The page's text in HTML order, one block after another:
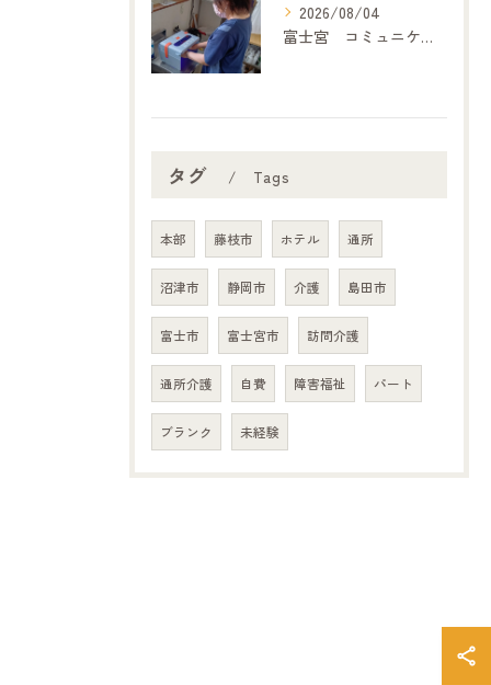
2026/08/04
富士宮 コミュニケーション
タグ Tags
本部 藤枝市 ホテル 通所
沼津市 静岡市 介護 島田市
富士市 富士宮市 訪問介護
通所介護 自費 障害福祉 パート
ブランク 未経験